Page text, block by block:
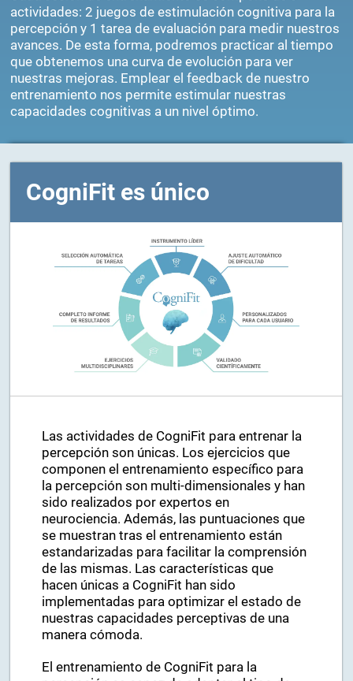
Cada sesión de entrenamiento se compone de 3
actividades: 2 juegos de estimulación cognitiva para la
percepción y 1 tarea de evaluación para medir nuestros
avances. De esta forma, podremos practicar al tiempo
que obtenemos una curva de evolución para ver
nuestras mejoras. Emplear el feedback de nuestro
entrenamiento nos permite estimular nuestras
CogniFit es único
Las actividades de CogniFit para entrenar la
percepción son únicas. Los ejercicios que
componen el entrenamiento específico para
la percepción son multi-dimensionales y han
sido realizados por expertos en
neurociencia. Además, las puntuaciones que
se muestran tras el entrenamiento están
estandarizadas para facilitar la comprensión
de las mismas. Las características que
hacen únicas a CogniFit han sido
implementadas para optimizar el estado de
nuestras capacidades perceptivas de una